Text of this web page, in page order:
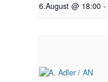
6.August @ 18:00 -